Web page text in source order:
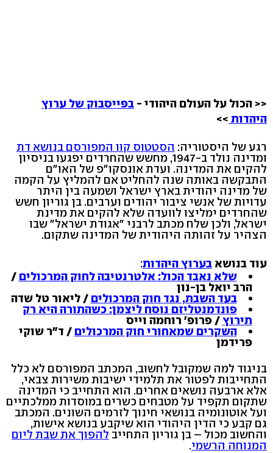
<< הכול על העולם היהודי - בפייסבוק של ערוץ
היהדות >>
רגע של היסטוריה: הסטטוס קוו המפורסם בנושא דת
ומדינה נולד ב-1947, מחשש שהחרדים יפגעו בניסיון
להקים את המדינה. ועדת אונסקו"פ של האו"ם
התבקשה באותה שנה להחליט אם להמליץ על הקמה
של מדינה יהודית בארץ ישראל ושמעה בין היתר
עדויות של אנשי ציבור יהודים וערבים. בן גוריון חשש
שהחרדים ימליצו לוועדה שלא להקים את מדינת
ישראל, ולכן שלח מכתב לרבני "אגודת ישראל" שבו
הצהיר על זהותה היהודית של המדינה שתקום.
עוד בנושא בערוץ היהדות:
שלא נאבד הכול: אלטרנטיבה לחוק המרכולים /
הרב יואל בן-נון
בעד השבת, נגד חוק המרכולים / ליאור טל שדה
פונדמנטליזם נוסח ליצמן: כשהתורה היא רק
תירוץ/ פרופ' רוחמה וייס
השקרים שמאחורי חוק המרכולים / ד"ר שוקי
פרידמן
בניגוד למה שמקובל לחשוב, המכתב המפורסם לא כלל
התחייבות לפטור את תלמידי ישיבות משירות צבאי,
אלא ארבעה נושאים אחרים. הוא התחייב כי המדינה
שתקום תקפיד על מטבחים כשרים במוסדות ממלכתיים
ועל אוטונומיה בנושאי חינוך לזרמים השונים. המכתב
גם קבע כי הדין היהודי הוא שיקבע בנושא אישות,
והחשוב מכול – בן גוריון התחייב להפוך את שבת ליום
המנוחה הרשמי.